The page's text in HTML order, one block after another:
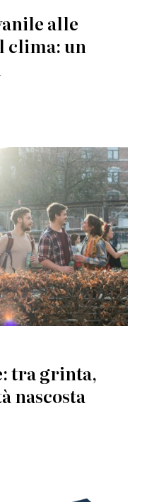
alle
clima: un
tra grinta,
nascosta